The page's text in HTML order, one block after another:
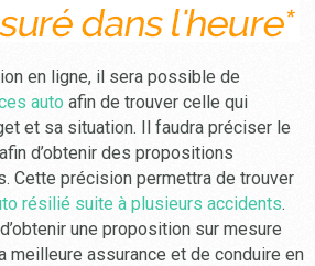
en ligne, il sera possible de
auto afin de trouver celle qui
et sa situation. Il faudra préciser le
d’obtenir des propositions
Cette précision permettra de trouver
résilié suite à plusieurs accidents.
une proposition sur mesure
meilleure assurance et de conduire en